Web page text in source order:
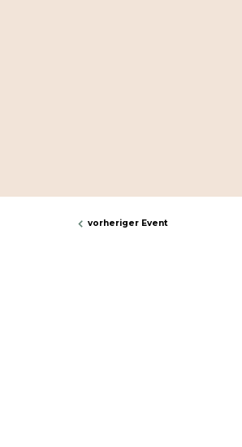
vorheriger Event